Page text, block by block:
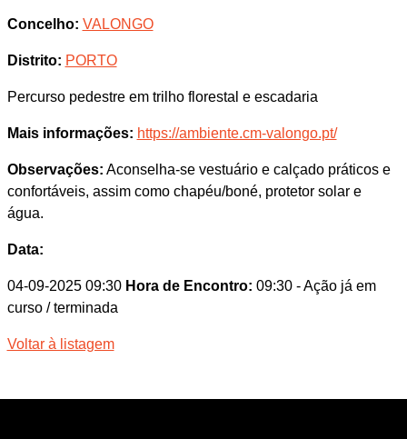
Concelho: VALONGO
Distrito: PORTO
Percurso pedestre em trilho florestal e escadaria
Mais informações: https://ambiente.cm-valongo.pt/
Observações: Aconselha-se vestuário e calçado práticos e
confortáveis, assim como chapéu/boné, protetor solar e
água.
Data:
04-09-2025 09:30 Hora de Encontro: 09:30 - Ação já em
curso / terminada
Voltar à listagem